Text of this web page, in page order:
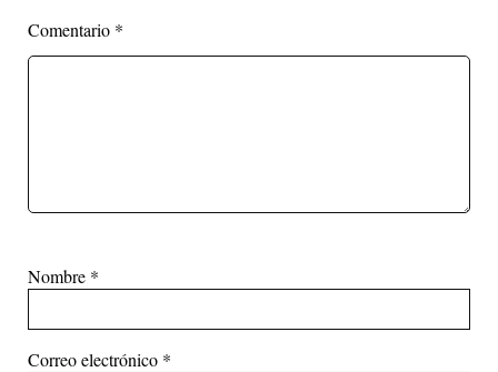
Comentario *
Nombre *
Correo electrónico *